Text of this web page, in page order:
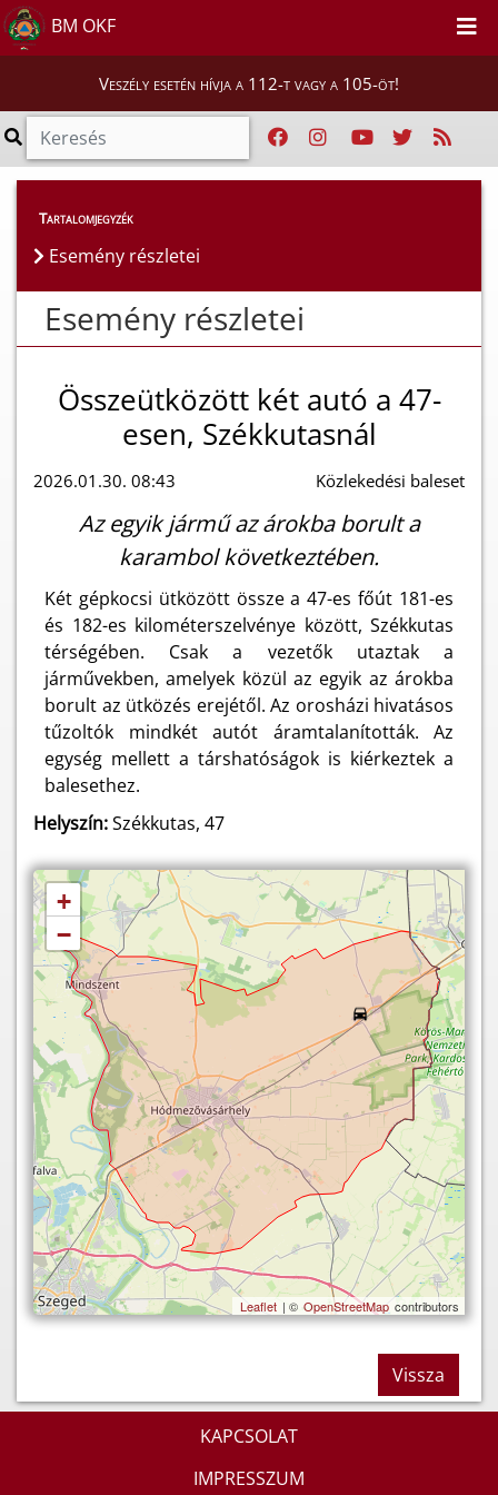
BM OKF
Veszély esetén hívja a 112-t vagy a 105-öt!
Esemény részletei
Tartalomjegyzék
Esemény részletei
Esemény részletei
Összeütközött két autó a 47-
esen, Székkutasnál
2026.01.30. 08:43 Közlekedési baleset
Az egyik jármű az árokba borult a
karambol következtében.
Két gépkocsi ütközött össze a 47-es főút 181-es
és 182-es kilométerszelvénye között, Székkutas
térségében. Csak a vezetők utaztak a
járművekben, amelyek közül az egyik az árokba
borult az ütközés erejétől. Az orosházi hivatásos
tűzoltók mindkét autót áramtalanították. Az
egység mellett a társhatóságok is kiérkeztek a
balesethez.
Helyszín:Székkutas, 47
+
−
Leaflet | © OpenStreetMap contributors
Vissza
KAPCSOLAT
IMPRESSZUM